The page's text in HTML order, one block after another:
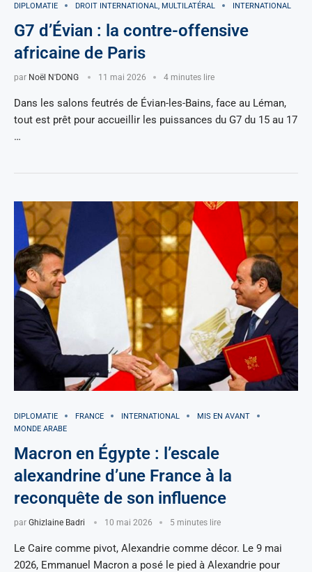
DIPLOMATIE DROIT INTERNATIONAL, MULTILATÉRAL INTERNATIONAL
G7 d’Évian : la contre-offensive
africaine de Paris
par Noël N'DONG 11 mai 2026 4 minutes lire
Dans les salons feutrés de Évian-les-Bains, face au Léman,
tout est prêt pour accueillir les puissances du G7 du 15 au 17
…
DIPLOMATIE FRANCE INTERNATIONAL
MIS EN AVANT
MONDE ARABE
Macron en Égypte : l’escale
alexandrine d’une France à la
reconquête de son influence
par Ghizlaine Badri 10 mai 2026 5 minutes lire
Le Caire comme pivot, Alexandrie comme décor. Le 9 mai
2026, Emmanuel Macron a posé le pied à Alexandrie pour